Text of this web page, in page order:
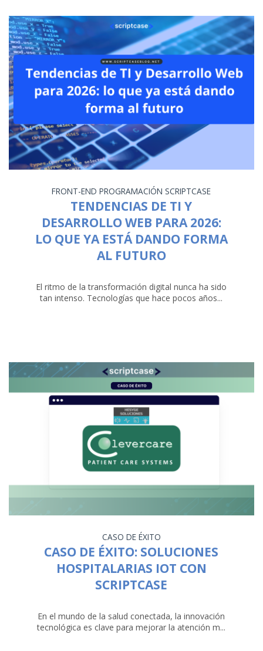
FRONT-END PROGRAMACIÓN SCRIPTCASE
TENDENCIAS DE TI Y
DESARROLLO WEB PARA 2026:
LO QUE YA ESTÁ DANDO FORMA
AL FUTURO
El ritmo de la transformación digital nunca ha sido
tan intenso. Tecnologías que hace pocos años...
CASO DE ÉXITO
CASO DE ÉXITO: SOLUCIONES
HOSPITALARIAS IOT CON
SCRIPTCASE
En el mundo de la salud conectada, la innovación
tecnológica es clave para mejorar la atención m...